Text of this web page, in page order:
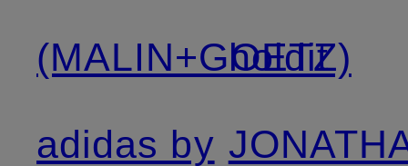
(MALIN+GOETZ)
adidas by
holdit